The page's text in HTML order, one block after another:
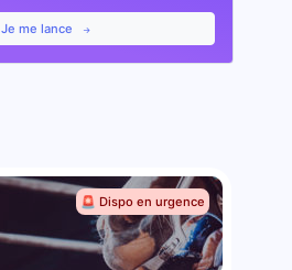
Je me lance
🚨 Dispo en urgence